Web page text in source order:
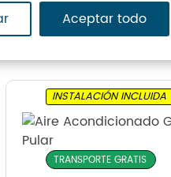
1.379,00€
INSTALACIÓN INCLUIDA
TRANSPORTE GRATIS
Aceptar todo